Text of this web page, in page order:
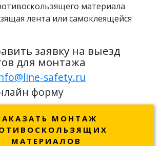
материала
лента или самоклеящейся
заявку на выезд
для монтажа
safety.ru
форму
МОНТАЖ
МАТЕРИАЛОВ